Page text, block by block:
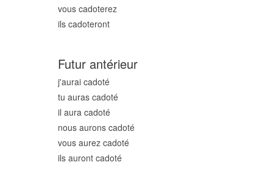
vous cadoterez
ils cadoteront
Futur antérieur
j'aurai cadoté
tu auras cadoté
il aura cadoté
nous aurons cadoté
vous aurez cadoté
ils auront cadoté